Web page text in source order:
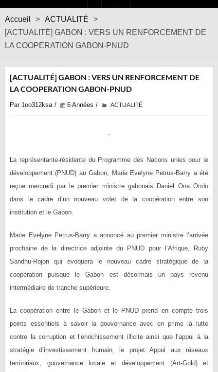
Accueil > ACTUALITÉ
>
[ACTUALITÉ] GABON : VERS UN RENFORCEMENT DE
LA COOPERATION GABON-PNUD
[ACTUALITÉ] GABON : VERS UN RENFORCEMENT DE
LA COOPERATION GABON-PNUD
Par 1oo312ksa 6 Années ACTUALITÉ
La représentante-résidente du Programme des Nations unies pour le
développement (PNUD) au Gabon, Marie Evelyne Petrus-Barry a été
reçue mercredi par le premier ministre gabonais Daniel Ona Ondo
dans le cadre d’un nouveau volet de la coopération entre son
institution et le Gabon.
Marie Evelyne Petrus-Barry a annoncé au premier ministre l’arrivée
prochaine de la directrice adjointe du PNUD pour l’Afrique, Ruby
Sandhu-Rojon qui évoquera le nouveau cadre stratégique de la
coopération puisque le Gabon est désormais un pays revenu
intermédiaire de tranche supérieure.
La coopération entre le Gabon et le PNUD prend en compte trois
points essentiels à savoir la gouvernance avec en prime la lutte
contre la corruption et l’enrichissement illicite ainsi que l’appui à la
stratégie d’investissement humain, le projet Appui aux réseaux
territoriaux, gouvernance locale et développement (Art-Gold) et